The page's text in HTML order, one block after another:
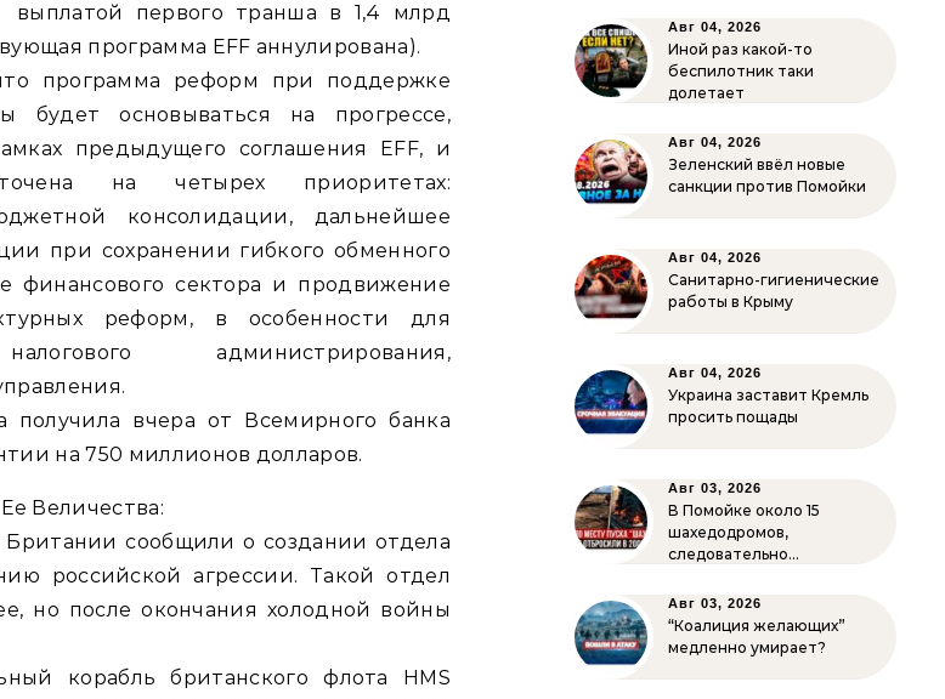
выплатой первого транша в 1,4 млрд
программа EFF аннулирована).
программа реформ при поддержке
будет основываться на прогрессе,
предыдущего соглашения EFF, и
на четырех приоритетах:
консолидации, дальнейшее
при сохранении гибкого обменного
финансового сектора и продвижение
реформ, в особенности для
администрирования,
вчера от Всемирного банка
на 750 миллионов долларов.
Величества:
сообщили о создании отдела
российской агрессии. Такой отдел
но после окончания холодной войны
корабль британского флота HMS
Авг 04, 2026
Иной раз какой-то
беспилотник таки
долетает
Авг 04, 2026
Зеленский ввёл новые
санкции против Помойки
Авг 04, 2026
Санитарно-гигиенические
работы в Крыму
Авг 04, 2026
Украина заставит Кремль
просить пощады
Авг 03, 2026
В Помойке около 15
шахедодромов,
следовательно…
Авг 03, 2026
“Коалиция желающих”
медленно умирает?